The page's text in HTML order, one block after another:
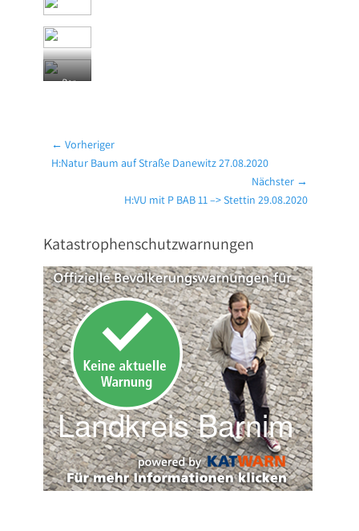
Der
im
weitere
Beitragsnavigation
← Vorheriger
Vorheriger
H:Natur Baum auf Straße Danewitz 27.08.2020
Nächster →
H:VU mit P BAB 11 –> Stettin 29.08.2020
Katastrophenschutzwarnungen